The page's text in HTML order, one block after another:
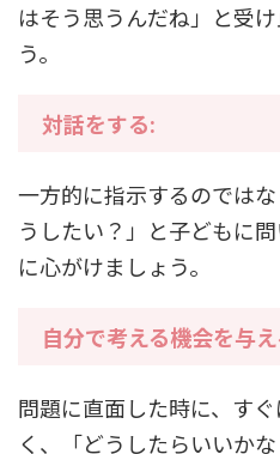
はそう思うんだね」と受
う。
対話をする:
一方的に指示するのでは
うしたい？」と子どもに
に心がけましょう。
自分で考える機会を与
問題に直面した時に、す
く、「どうしたらいいか